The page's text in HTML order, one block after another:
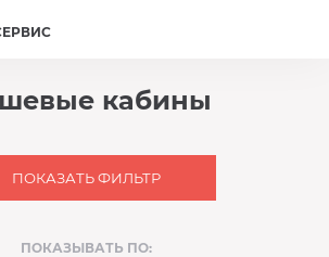
кабины
ПОКАЗАТЬ ФИЛЬТР
ПОКАЗЫВАТЬ ПО: